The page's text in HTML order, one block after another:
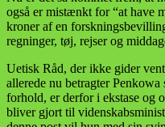
også er mistænkt for “at have
kroner af en
regninger, tøj, rejser og
Uetisk Råd, der ikke gider
allerede nu betragter
forhold, er derfor i ekstase og
bliver gjort til